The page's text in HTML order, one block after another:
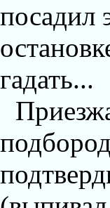
посадил
гадать...